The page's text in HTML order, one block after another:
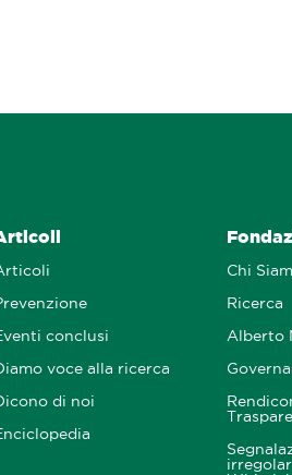
conclusi
voce alla ricerca
di noi
Chi
Ricerca
Alberto